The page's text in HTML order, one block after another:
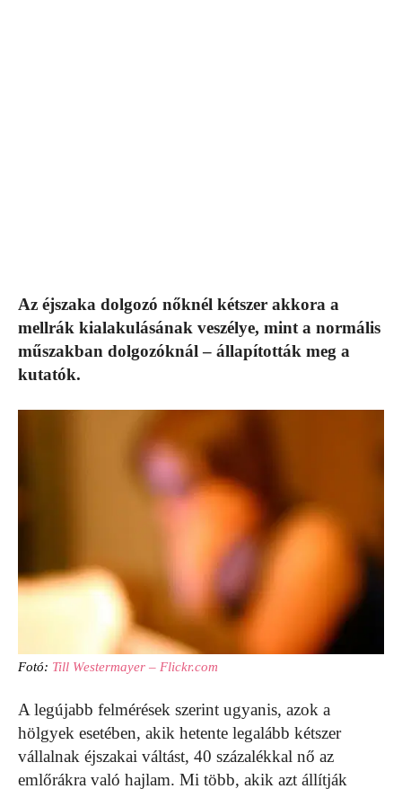
Az éjszaka dolgozó nőknél kétszer akkora a
mellrák kialakulásának veszélye, mint a normális
műszakban dolgozóknál – állapították meg a
kutatók.
Fotó: Till Westermayer – Flickr.com
A legújabb felmérések szerint ugyanis, azok a
hölgyek esetében, akik hetente legalább kétszer
vállalnak éjszakai váltást, 40 százalékkal nő az
emlőrákra való hajlam. Mi több, akik azt állítják